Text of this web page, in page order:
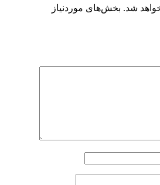
شد. بخش‌های موردنیاز